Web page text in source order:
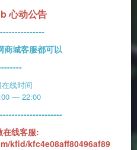
07-25 心动未来
心动公告
商城客服都可以
线时间
— 22:00
在线客服:
kfid/kfc4e08aff80496af89